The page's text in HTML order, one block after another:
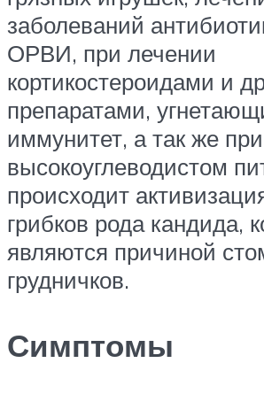
заболеваний
ОРВИ, при лечении
кортикостероидами и
препаратами,
иммунитет, а так же при
высокоуглеводистом
происходит
грибков рода кандида,
являются причиной
грудничков.
Симптомы